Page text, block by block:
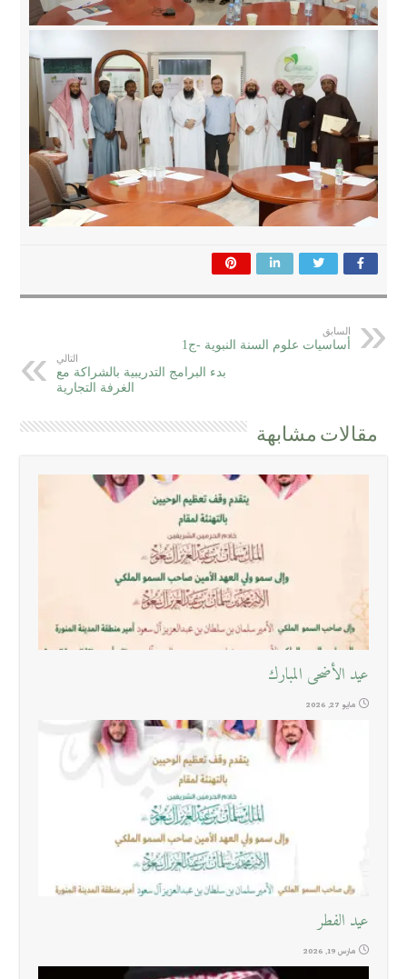
السابق
أساسيات علوم السنة النبوية -ج1
بدء البرامج التدريبية بالشراكة مع
الغرفة التجارية
مقالات مشابهة
عيد الأضحى المبارك
مايو 27, 2026
عيد الفطر
مارس 19, 2026